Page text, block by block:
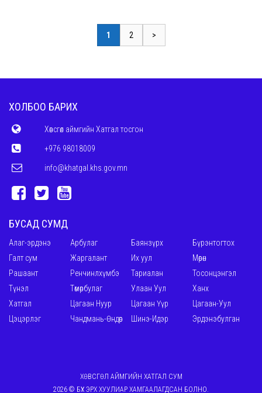
1 2 >
ХОЛБОО БАРИХ
Хөвсгөл аймгийн Хатгал тосгон
+976 98018009
info@khatgal.khs.gov.mn
БУСАД СУМД
Алаг-эрдэнэ Арбулаг Баянзүрх
Бүрэнтогтох
Галт сум
Жаргалант Их уул
Мөрөн
Рашаант
Ренчинлхүмбэ Тариалан
Тосонцэнгэл
Түнэл
Төмөрбулаг Улаан Уул
Ханх
Хатгал
Цагаан Нуур Цагаан Үүр
Цагаан-Уул
Цэцэрлэг
Чандмань-Өндөр Шинэ-Идэр Эрдэнэбулган
ХӨВСГӨЛ АЙМГИЙН ХАТГАЛ СУМ
2026 © БҮХ ЭРХ ХУУЛИАР ХАМГААЛАГДСАН БОЛНО.